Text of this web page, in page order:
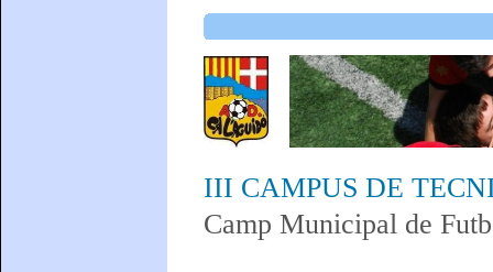
III CAMPUS DE
Camp Municipal de